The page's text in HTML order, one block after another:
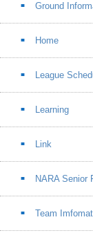
Ground
Home
League
Learning
Link
NARA Senior
Team